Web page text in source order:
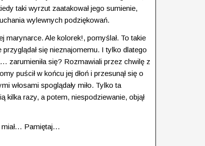
taki wyrzut zaatakował jego sumienie,
wylewnych podziękowań.
marynarce. Ale kolorek!, pomyślał. To takie
się nieznajomemu. I tylko dlatego
zarumieniła się? Rozmawiali przez chwilę z
puścił w końcu jej dłoń i przesunął się o
włosami spoglądały miło. Tylko ta
kilka razy, a potem, niespodziewanie, objął
miał… Pamiętaj…